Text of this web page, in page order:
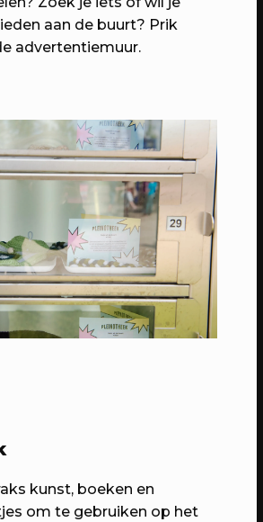
het Berlijnplein als
de stad
& Eat in Centraal
design, drinks & fun
aan de buurt? Prik
advertentiemuur.
kunst, boeken en
om te gebruiken op het